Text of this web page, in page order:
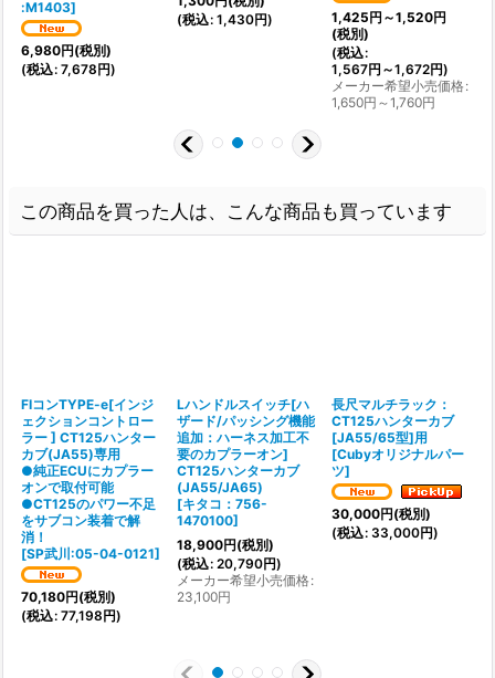
:M1403]
6,980円(税別)
(税込: 7,678円)
(税込: 1,430円) 1,425円 ～1,520円
(税別)
(税込:
1,567円 ～1,672円)
メーカー希望小売価格:
1,650円 ～1,760円
この商品を買った人は、こんな商品も買っています
FIコンTYPE-e[インジ
ェクションコントロー
ラー ] CT125ハンター
カブ(JA55)専用
●純正ECUにカプラー
オンで取付可能
●CT125のパワー不足
をサブコン装着で解
消！
[SP武川:05-04-0121]
70,180円(税別)
(税込: 77,198円)
Lハンドルスイッチ[ハ
ザード/パッシング機能
追加：ハーネス加工不
要のカプラーオン]
CT125ハンターカブ
(JA55/JA65)
[キタコ：756-
1470100]
18,900円(税別)
(税込: 20,790円)
メーカー希望小売価格:
23,100円
長尺マルチラック：
CT125ハンターカブ
[JA55/65型]用
[Cubyオリジナルパー
ツ]
30,000円(税別)
(税込: 33,000円)